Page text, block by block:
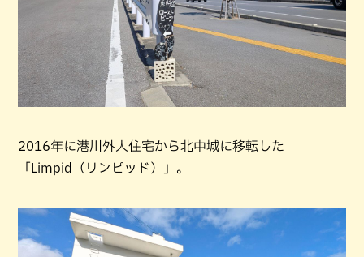
2016年に港川外人住宅から北中城に移転した
「Limpid（リンピッド）」。